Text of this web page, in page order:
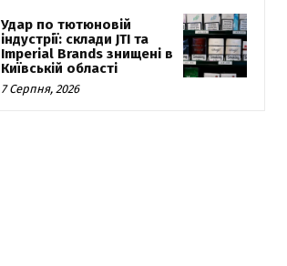
Удар по тютюновій
індустрії: склади JTI та
Imperial Brands знищені в
Київській області
7 Серпня, 2026